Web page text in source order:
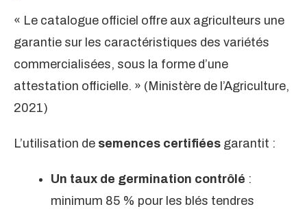
« Le catalogue officiel offre aux agriculteurs une
garantie sur les caractéristiques des variétés
commercialisées, sous la forme d’une
attestation officielle. » (Ministère de l’Agriculture,
2021)
L’utilisation de semences certifiées garantit :
Un taux de germination contrôlé :
minimum 85 % pour les blés tendres